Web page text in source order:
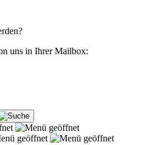
uns in Ihrer Mailbox: